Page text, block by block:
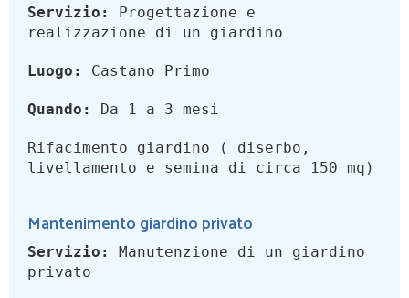
Servizio:
Progettazione e
realizzazione di un giardino
Luogo: Castano Primo
Quando: Da 1 a 3 mesi
Rifacimento giardino ( diserbo,
livellamento e semina di circa 150 mq)
Mantenimento giardino privato
Servizio:
Manutenzione di un giardino
privato